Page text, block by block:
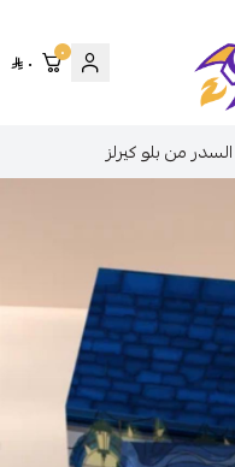
٠ ٠
من بلو كيرلز